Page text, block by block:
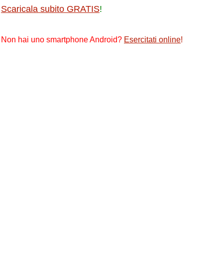
Scaricala subito GRATIS!
Non hai uno smartphone Android? Esercitati online!